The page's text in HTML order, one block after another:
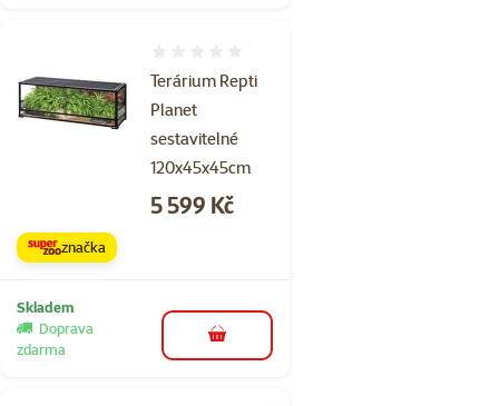
Terárium Repti
Planet
sestavitelné
120x45x45cm
Cena
5 599 Kč
značka
Skladem
Doprava
zdarma
do košíku